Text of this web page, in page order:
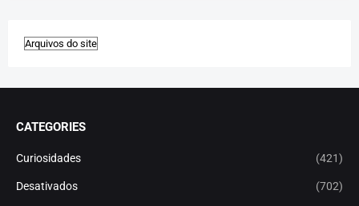
CATEGORIES
Curiosidades (421)
Desativados (702)